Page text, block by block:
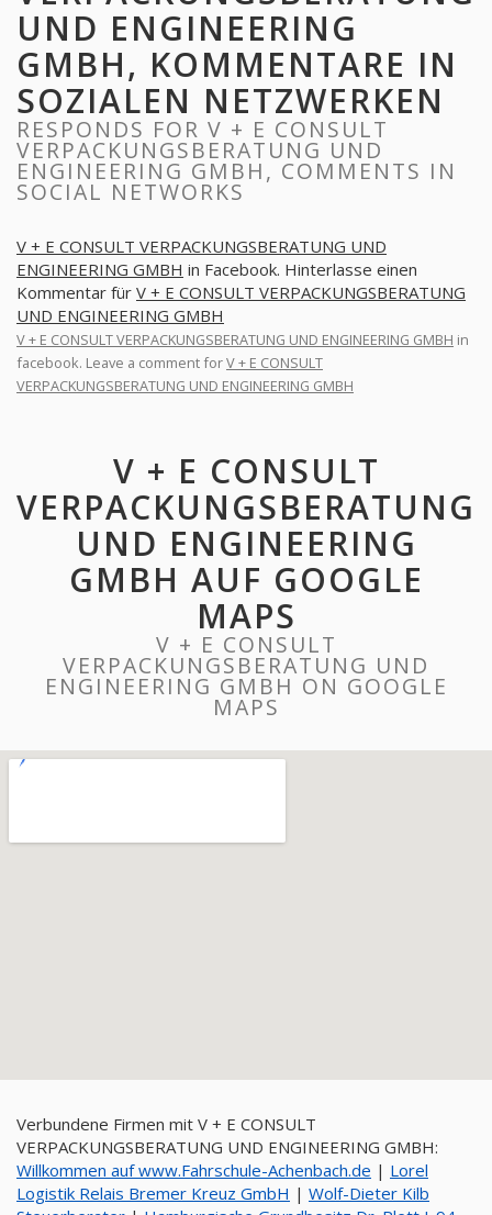
UND ENGINEERING
GMBH, KOMMENTARE IN
SOZIALEN NETZWERKEN
RESPONDS FOR V + E CONSULT
VERPACKUNGSBERATUNG UND
ENGINEERING GMBH, COMMENTS IN
SOCIAL NETWORKS
V + E CONSULT VERPACKUNGSBERATUNG UND
ENGINEERING GMBH in Facebook. Hinterlasse einen
Kommentar für V + E CONSULT VERPACKUNGSBERATUNG
UND ENGINEERING GMBH
V + E CONSULT VERPACKUNGSBERATUNG UND ENGINEERING GMBH in
facebook. Leave a comment forV + E CONSULT
VERPACKUNGSBERATUNG UND ENGINEERING GMBH
V + E CONSULT
VERPACKUNGSBERATUNG
UND ENGINEERING
GMBH AUF GOOGLE
MAPS
V + E CONSULT
VERPACKUNGSBERATUNG UND
ENGINEERING GMBH ON GOOGLE
MAPS
Verbundene Firmen mit V + E CONSULT
VERPACKUNGSBERATUNG UND ENGINEERING GMBH:
Willkommen auf www.Fahrschule-Achenbach.de | Lorel
Logistik Relais Bremer Kreuz GmbH | Wolf-Dieter Kilb